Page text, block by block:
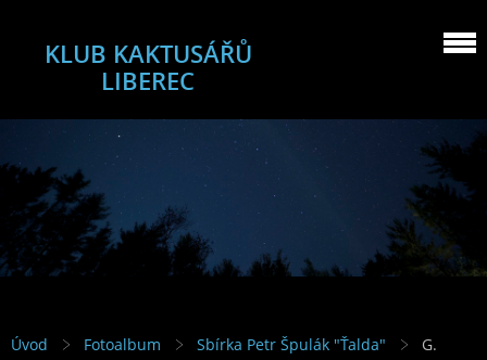
KLUB KAKTUSÁŘŮ
LIBEREC
Úvod Fotoalbum Sbírka Petr Špulák "Ťalda"
G.